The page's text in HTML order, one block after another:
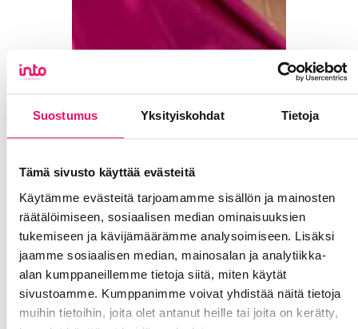
Suostumus Yksityiskohdat Tietoja
Tämä sivusto käyttää evästeitä
Käytämme evästeitä tarjoamamme sisällön ja mainosten
räätälöimiseen, sosiaalisen median ominaisuuksien
tukemiseen ja kävijämäärämme analysoimiseen. Lisäksi
jaamme sosiaalisen median, mainosalan ja analytiikka-
alan kumppaneillemme tietoja siitä, miten käytät
sivustoamme. Kumppanimme voivat yhdistää näitä tietoja
muihin tietoihin, joita olet antanut heille tai joita on kerätty,